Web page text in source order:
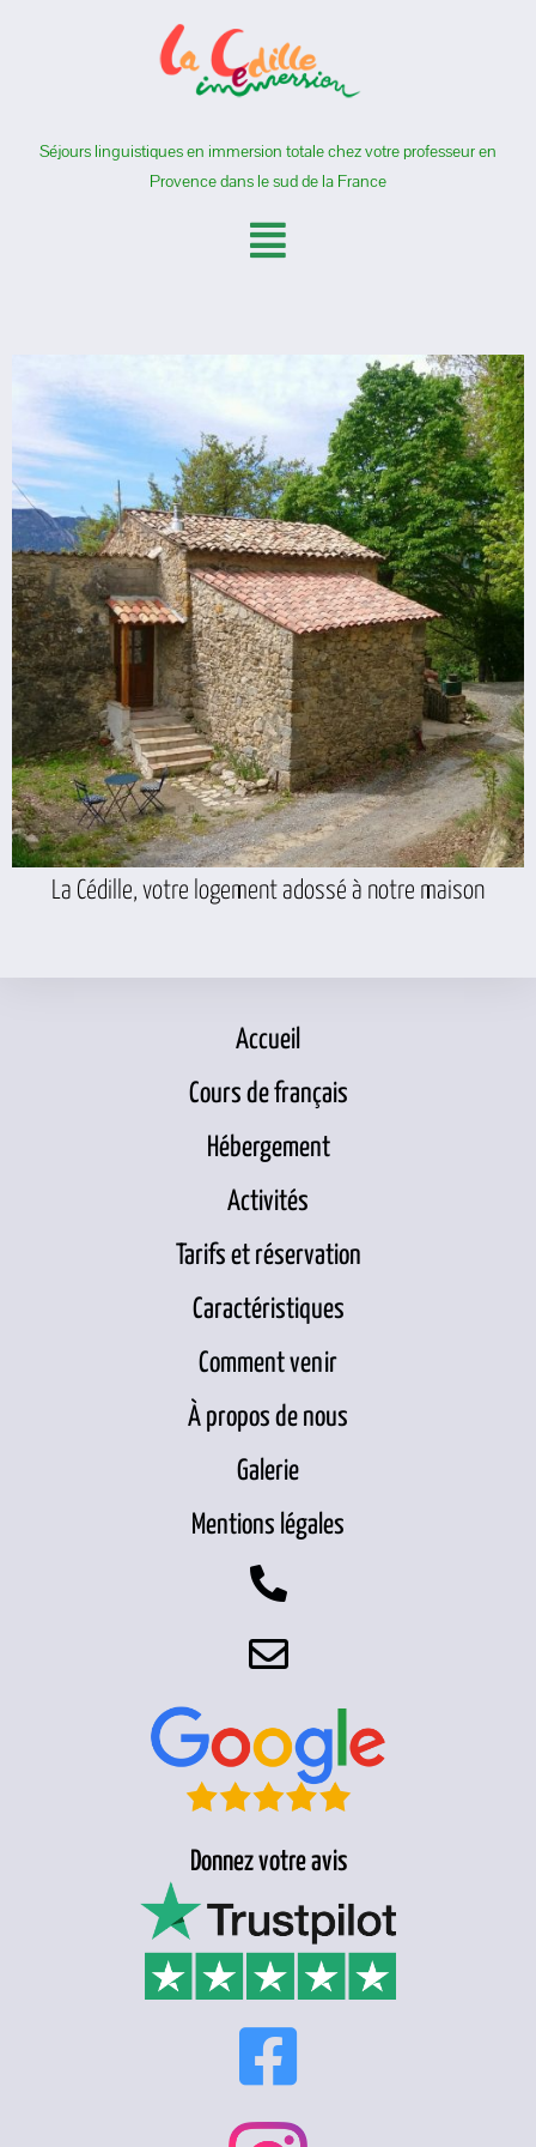
Séjours linguistiques en immersion totale chez votre professeur en
Provence dans le sud de la France
La Cédille, votre logement adossé à notre maison
Accueil
Cours de français
Hébergement
Activités
Tarifs et réservation
Caractéristiques
Comment venir
À propos de nous
Galerie
Mentions légales
Donnez votre avis